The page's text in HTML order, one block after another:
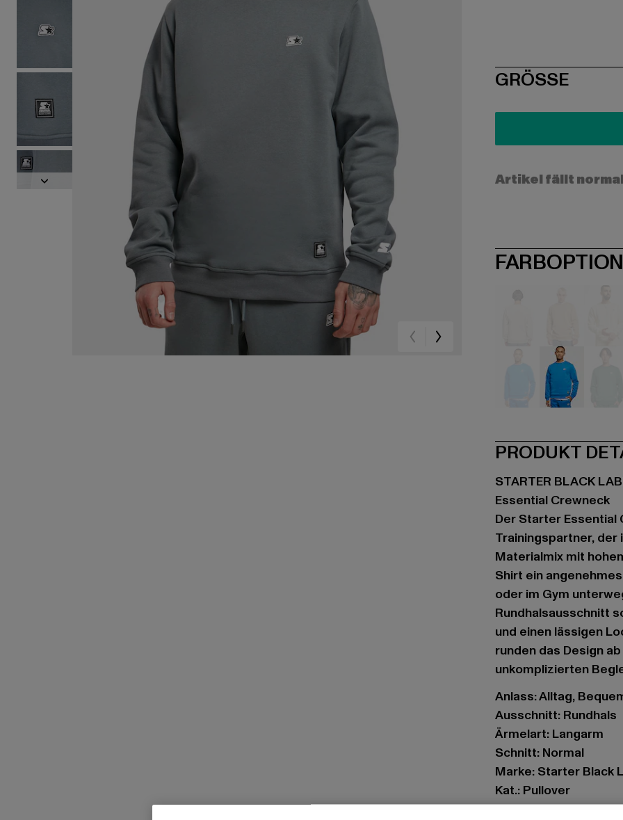
SIZE
GRÖSSE
Artikel fällt
beige
PRODUKT
STARTER BLACK
Essential Crewneck
Der Starter Essential
Trainingspartner, der
Materialmix mit
Shirt ein
oder im Gym
Rundhalsausschnitt
und einen lässigen
runden das Design
unkomplizierten
Anlass: Alltag,
Ausschnitt: Rundhals
Ärmelart: Langarm
Schnitt: Normal
Marke: Starter Black
Kat.: Pullover
Farbe: grau